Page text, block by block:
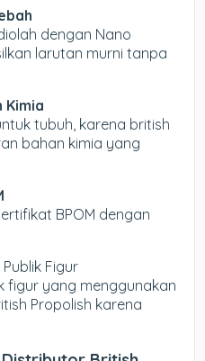
dengan Nano
larutan murni tanpa
Kimia
tubuh, karena british
bahan kimia yang
BPOM dengan
Figur
figur yang menggunakan
Propolish karena